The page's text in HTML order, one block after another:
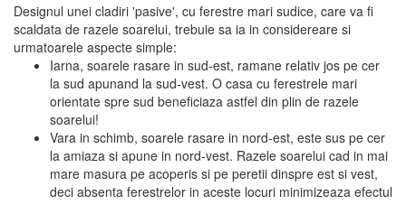
Designul unei cladiri 'pasive', cu ferestre mari sudice, care va fi
scaldata de razele soarelui, trebuie sa ia in considereare si
urmatoarele aspecte simple:
Iarna, soarele rasare in sud-est, ramane relativ jos pe cer
la sud apunand la sud-vest. O casa cu ferestrele mari
orientate spre sud beneficiaza astfel din plin de razele
soarelui!
Vara in schimb, soarele rasare in nord-est, este sus pe cer
la amiaza si apune in nord-vest. Razele soarelui cad in mai
mare masura pe acoperis si pe peretii dinspre est si vest,
deci absenta ferestrelor in aceste locuri minimizeaza efectul